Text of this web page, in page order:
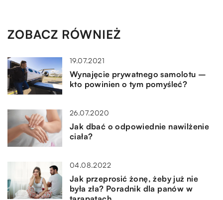
ZOBACZ RÓWNIEŻ
19.07.2021
Wynajęcie prywatnego samolotu –
kto powinien o tym pomyśleć?
26.07.2020
Jak dbać o odpowiednie nawilżenie
ciała?
04.08.2022
Jak przeprosić żonę, żeby już nie
była zła? Poradnik dla panów w